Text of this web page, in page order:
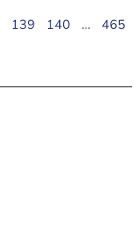
139 140 …
465